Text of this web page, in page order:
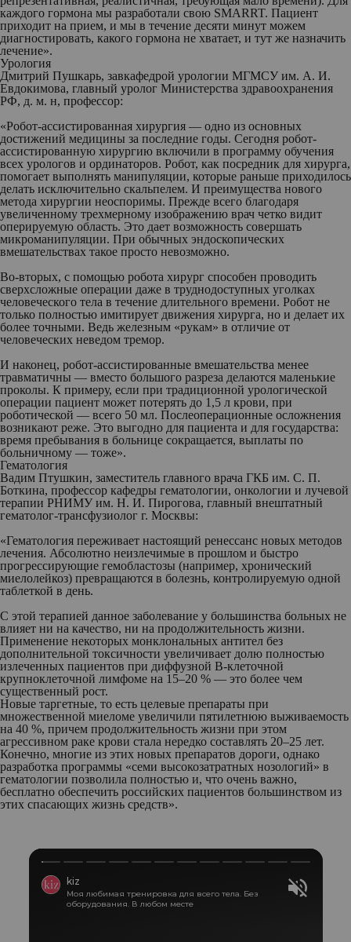
каждого гормона мы разработали свою SMARRT. Пациент
приходит на прием, и мы в течение десяти минут можем
диагностировать, какого гормона не хватает, и тут же назначить
лечение».
Урология
Дмитрий Пушкарь, завкафедрой урологии МГМСУ им. А. И.
Евдокимова, главный уролог Министерства здравоохранения
РФ, д. м. н, профессор:
«Робот-ассистированная хирургия — одно из основных
достижений медицины за последние годы. Сегодня робот-
ассистированную хирургию включили в программу обучения
всех урологов и ординаторов. Робот, как посредник для хирурга,
помогает выполнять манипуляции, которые раньше приходилось
делать исключительно скальпелем. И преимущества нового
метода хирургии неоспоримы. Прежде всего благодаря
увеличенному трехмерному изображению врач четко видит
оперируемую область. Это дает возможность совершать
микроманипуляции. При обычных эндоскопических
вмешательствах такое просто невозможно.
Во-вторых, с помощью робота хирург способен проводить
сверхсложные операции даже в труднодоступных уголках
человеческого тела в течение длительного времени. Робот не
только полностью имитирует движения хирурга, но и делает их
более точными. Ведь железным «рукам» в отличие от
человеческих неведом тремор.
И наконец, робот-ассистированные вмешательства менее
травматичны — вместо большого разреза делаются маленькие
проколы. К примеру, если при традиционной урологической
операции пациент может потерять до 1,5 л крови, при
роботической — всего 50 мл. Послеоперационные осложнения
возникают реже. Это выгодно для пациента и для государства:
время пребывания в больнице сокращается, выплаты по
больничному — тоже».
Гематология
Вадим Птушкин, заместитель главного врача ГКБ им. С. П.
Боткина, профессор кафедры гематологии, онкологии и лучевой
терапии РНИМУ им. Н. И. Пирогова, главный внештатный
гематолог-трансфузиолог г. Москвы:
«Гематология переживает настоящий ренессанс новых методов
лечения. Абсолютно неизлечимые в прошлом и быстро
прогрессирующие гемобластозы (например, хронический
миелолейкоз) превращаются в болезнь, контролируемую одной
таблеткой в день.
С этой терапией данное заболевание у большинства больных не
влияет ни на качество, ни на продолжительность жизни.
Применение некоторых монклональных антител без
дополнительной токсичности увеличивает долю полностью
излеченных пациентов при диффузной В-клеточной
крупноклеточной лимфоме на 15–20 % — это более чем
существенный рост.
Новые таргетные, то есть целевые препараты при
множественной миеломе увеличили пятилетнюю выживаемость
на 40 %, причем продолжительность жизни при этом
агрессивном раке крови стала нередко составлять 20–25 лет.
Конечно, многие из этих новых препаратов дороги, однако
разработка программы «семи высокозатратных нозологий» в
гематологии позволила полностью и, что очень важно,
бесплатно обеспечить российских пациентов большинством из
этих спасающих жизнь средств».